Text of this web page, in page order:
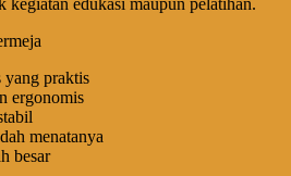
kegiatan edukasi maupun pelatihan.
praktis
ergonomis
menatanya
besar